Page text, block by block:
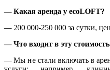
— Какая аренда у ecoLOFT?
— 200 000-250 000 за сутки,
— Что входит в эту
— Мы не стали включать в